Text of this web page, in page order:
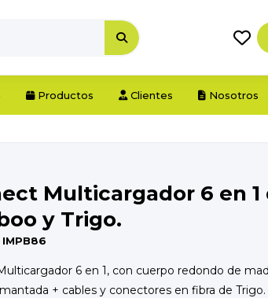
Productos Clientes Nosotros
Multicargador 6 en 1
y Trigo.
IMPB86
6 en 1, con cuerpo redondo de
+ cables y conectores en fibra de